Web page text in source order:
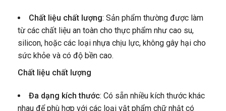
Chất liệu chất lượng: Sản phẩm thường được làm
từ các chất liệu an toàn cho thực phẩm như cao su,
silicon, hoặc các loại nhựa chịu lực, không gây hại cho
sức khỏe và có độ bền cao.
Chất liệu chất lượng
Đa dạng kích thước: Có sẵn nhiều kích thước khác
nhau để phù hợp với các loại vật phẩm chữ nhật có